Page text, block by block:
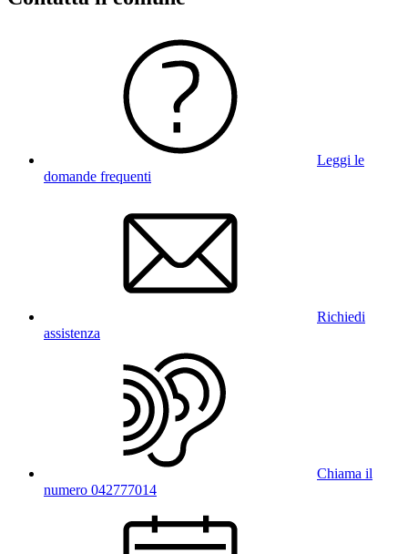
Leggi le
domande frequenti
Richiedi
assistenza
Chiama il
numero 042777014